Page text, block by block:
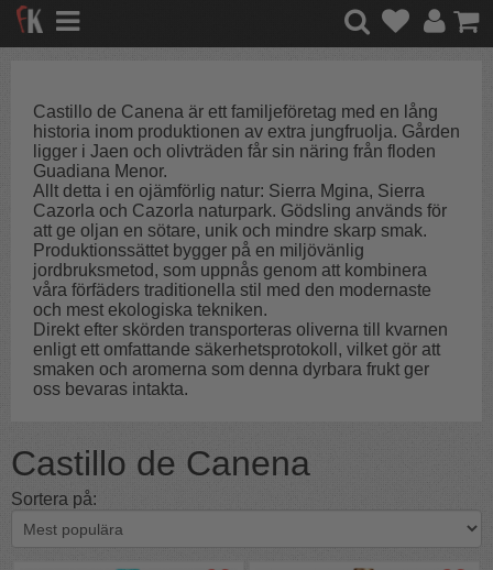
Castillo de Canena är ett familjeföretag med en lång
historia inom produktionen av extra jungfruolja. Gården
ligger i Jaen och olivträden får sin näring från floden
Guadiana Menor.
Allt detta i en ojämförlig natur: Sierra Mgina, Sierra
Cazorla och Cazorla naturpark. Gödsling används för
att ge oljan en sötare, unik och mindre skarp smak.
Produktionssättet bygger på en miljövänlig
jordbruksmetod, som uppnås genom att kombinera
våra förfäders traditionella stil med den modernaste
och mest ekologiska tekniken.
Direkt efter skörden transporteras oliverna till kvarnen
enligt ett omfattande säkerhetsprotokoll, vilket gör att
smaken och aromerna som denna dyrbara frukt ger
oss bevaras intakta.
Castillo de Canena
Sortera på: